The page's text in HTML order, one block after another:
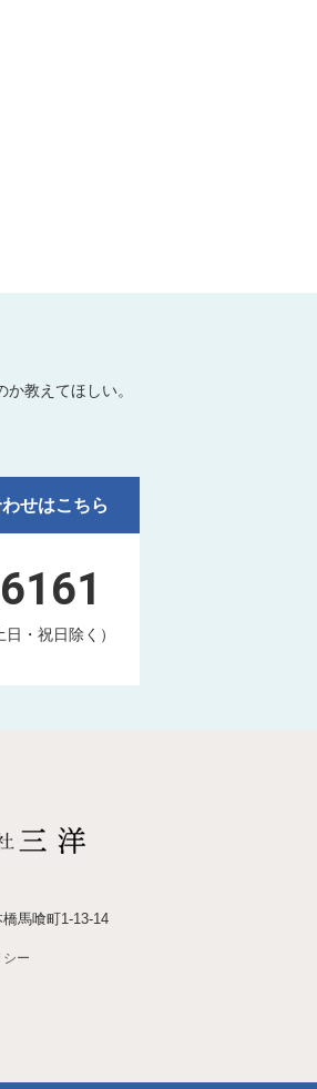
教えてほしい。
せはこちら
・祝日除く）
馬喰町1-13-14
シー